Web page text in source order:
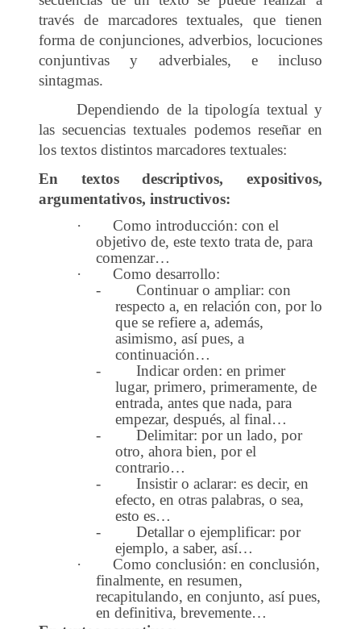
través de marcadores textuales, que tienen
forma de conjunciones, adverbios, locuciones
conjuntivas y adverbiales, e incluso
sintagmas.
Dependiendo de la tipología textual y
las secuencias textuales podemos reseñar en
los textos distintos marcadores textuales:
En textos descriptivos, expositivos,
argumentativos, instructivos:
·
Como introducción: con el
objetivo de, este texto trata de, para
comenzar…
·
Como desarrollo:
-
Continuar o ampliar: con
respecto a, en relación con, por lo
que se refiere a, además,
asimismo, así pues, a
continuación…
-
Indicar orden: en primer
lugar, primero, primeramente, de
entrada, antes que nada, para
empezar, después, al final…
-
Delimitar: por un lado, por
otro, ahora bien, por el
contrario…
-
Insistir o aclarar: es decir, en
efecto, en otras palabras, o sea,
esto es…
-
Detallar o ejemplificar: por
ejemplo, a saber, así…
·
Como conclusión: en conclusión,
finalmente, en resumen,
recapitulando, en conjunto, así pues,
en definitiva, brevemente…